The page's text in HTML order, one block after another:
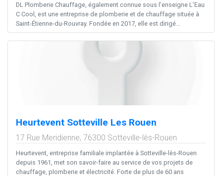
DL Plomberie Chauffage, également connue sous l’enseigne L’Eau
C Cool, est une entreprise de plomberie et de chauffage située à
Saint-Étienne-du-Rouvray. Fondée en 2017, elle est dirigé...
Heurtevent Sotteville Les Rouen
17 Rue Meridienne, 76300 Sotteville-lès-Rouen
Heurtevent, entreprise familiale implantée à Sotteville-lès-Rouen
depuis 1961, met son savoir-faire au service de vos projets de
chauffage, plomberie et électricité. Forte de plus de 60 ans